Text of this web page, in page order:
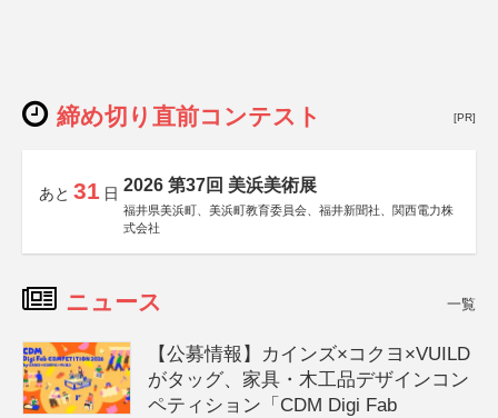
締め切り直前コンテスト [PR]
あと 31 日 2026 第37回 美浜美術展
福井県美浜町、美浜町教育委員会、福井新聞社、関西電力株
式会社
ニュース 一覧
【公募情報】カインズ×コクヨ×VUILD
がタッグ、家具・木工品デザインコン
ペティション「CDM Digi Fab